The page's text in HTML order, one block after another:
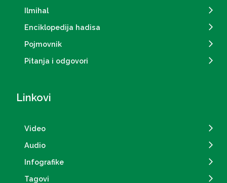
Ilmihal
Enciklopedija hadisa
Pojmovnik
Pitanja i odgovori
Linkovi
Video
Audio
Infografike
Tagovi